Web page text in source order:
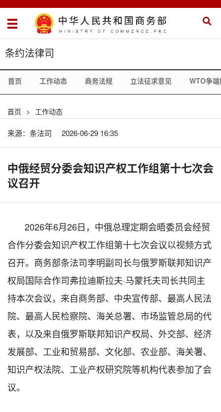
条约法律司
首页 工作动态 商务法规 立法征求意见 WTO争
首页 > 工作动态
来源：条法司 2026-06-29 16:35
中俄经贸分委会知识产权工作组第十七次会
议召开
2026年6月26日，中俄总理定期会晤委员会经贸
合作分委会知识产权工作组第十七次会议以视频方式
召开。商务部条法司李明副司长与俄罗斯联邦知识产
权局国际合作司弗拉迪斯拉夫·马蒙托夫司长共同主
持本次会议，来自商务部、中央宣传部、最高人民法
院、最高人民检察院、海关总署、市场监管总局的代
表，以及来自俄罗斯联邦知识产权局、外交部、经济
发展部、工业和贸易部、文化部、农业部、海关署、
知识产权法院、工业产权研究院等机构代表参加了会
议。